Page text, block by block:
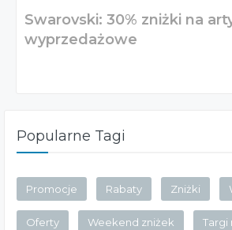
Swarovski: 30% zniżki na
wyprzedażowe
Popularne Tagi
Promocje Rabaty Zniżki
Oferty Weekend zniżek Targi